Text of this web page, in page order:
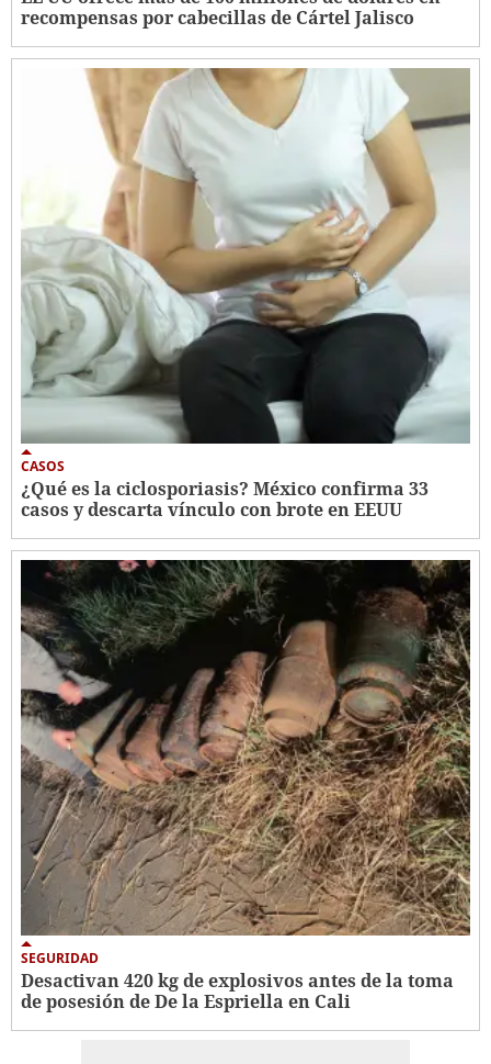
recompensas por cabecillas de Cártel Jalisco
CASOS
¿Qué es la ciclosporiasis? México confirma 33
casos y descarta vínculo con brote en EEUU
SEGURIDAD
Desactivan 420 kg de explosivos antes de la toma
de posesión de De la Espriella en Cali